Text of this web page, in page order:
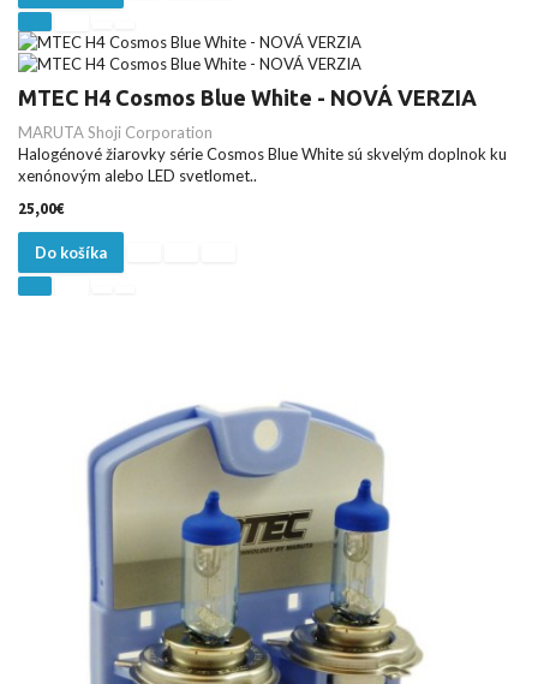
MTEC H4 Cosmos Blue White - NOVÁ VERZIA
MARUTA Shoji Corporation
Halogénové žiarovky série Cosmos Blue White sú skvelým doplnok ku
xenónovým alebo LED svetlomet..
25,00€
Do košíka